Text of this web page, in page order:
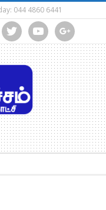
044 4860 6441
twitter youtube google